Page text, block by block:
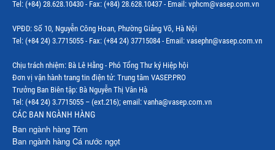
Tel: (+84) 28.628.10430 - Fax: (+84) 28.628.10437 - Email: vphcm@vasep.com.vn
VPĐD: Số 10, Nguyễn Công Hoan, Phường Giảng Võ, Hà Nội
Tel: (+84 24) 3.7715055 - Fax: (+84 24) 37715084 - Email: vasephn@vasep.com.vn
Chịu trách nhiệm: Bà Lê Hằng - Phó Tổng Thư ký Hiệp hội
Đơn vị vận hành trang tin điện tử: Trung tâm VASEP.PRO
Trưởng Ban Biên tập: Bà Nguyễn Thị Vân Hà
Tel: (+84 24) 3.7715055 – (ext.216); email: vanha@vasep.com.vn
CÁC BAN NGÀNH HÀNG
Ban ngành hàng Tôm
Ban ngành hàng Cá nước ngọt